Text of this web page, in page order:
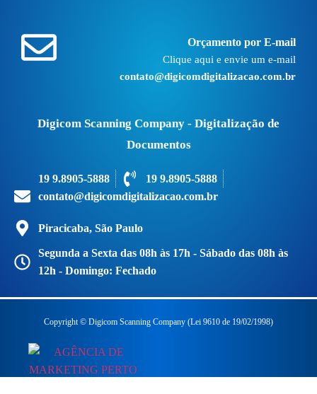
Orçamento por E-mail
Clique aqui e envie um e-mail
contato@digicomdigitalizacao.com.br
Digicom Scanning Company - Digitalização de
Documentos
19 9.8905-5888
19 9.8905-5888
contato@digicomdigitalizacao.com.br
Piracicaba, São Paulo
Segunda a Sexta das 08h às 17h - Sábado das 08h às
12h - Domingo: Fechado
Copyright © Digicom Scanning Company (Lei 9610 de 19/02/1998)